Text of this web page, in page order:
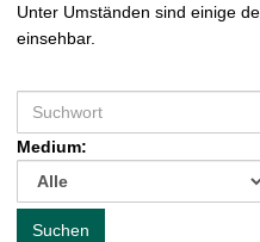
f
e
Unter Umständen sind einige
einsehbar.
u
c
e
Medium:
Suchen